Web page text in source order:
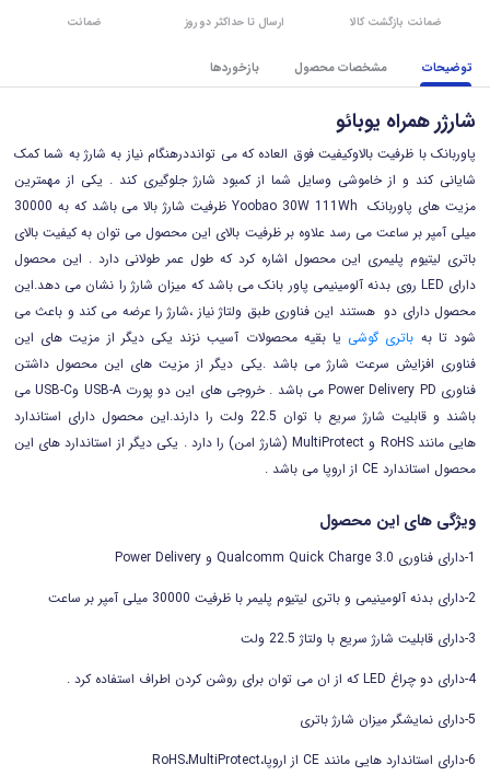
ضمانت بازگشت کالا ارسال تا حداکثر دو روز ضمانت
توضیحات مشخصات محصول بازخوردها
شارژر همراه یوبائو
پاوربانک با ظرفیت بالاوکیفیت فوق العاده که می توانددرهنگام نیاز به شارژ به شما کمک
شایانی کند و از خاموشی وسایل شما از کمبود شارژ جلوگیری کند . یکی از مهمترین
مزیت های پاوربانک Yoobao 30W 111Wh
ظرفیت شارژ بالا می باشد که به 30000
میلی آمپر بر ساعت می رسد علاوه بر ظرفیت بالای این محصول می توان به کیفیت بالای
باتری لیتیوم پلیمری این محصول اشاره کرد که طول عمر طولانی دارد . این محصول
دارای LED روی بدنه آلومینیمی پاور بانک می باشد که میزان شارژ را نشان می دهد.این
محصول دارای دو هستند این فناوری طبق ولتاژ نیاز ،شارژ را عرضه می کند و باعث می
شود تا به باتری گوشی یا بقیه محصولات آسیب نزند یکی دیگر از مزیت های این
فناوری افزایش سرعت شارژ می باشد .یکی دیگر از مزیت های این محصول داشتن
فناوری Power Delivery PD می باشد . خروجی های این دو پورت USB-A وUSB-C می
باشند و قابلیت شارژ سریع با توان 22.5 ولت را دارند.این محصول دارای استاندارد
هایی مانند RoHS و MultiProtect (شارژ امن) را دارد . یکی دیگر از استاندارد های این
محصول استاندارد CE از اروپا می باشد .
ویژگی های این محصول
1-دارای فناوری Qualcomm Quick Charge 3.0 و Power Delivery
2-دارای بدنه آلومینیمی و باتری لیتیوم پلیمر با ظرفیت 30000 میلی آمپر بر ساعت
3-دارای قابلیت شارژ سریع با ولتاژ 22.5 ولت
4-دارای دو چراغ LED که از ان می توان برای روشن کردن اطراف استفاده کرد .
5-دارای نمایشگر میزان شارژ باتری
6-دارای استاندارد هایی مانند CE از اروپا،RoHS،MultiProtect